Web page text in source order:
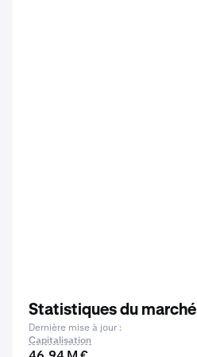
Statistiques du marché
Dernière mise à jour :
Capitalisation